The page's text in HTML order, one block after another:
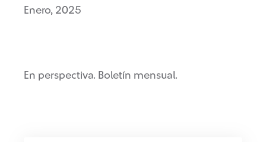
Enero, 2025
En perspectiva. Boletín mensual.